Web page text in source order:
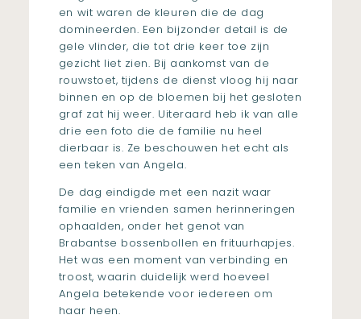
en wit waren de kleuren die de dag
domineerden. Een bijzonder detail is de
gele vlinder, die tot drie keer toe zijn
gezicht liet zien. Bij aankomst van de
rouwstoet, tijdens de dienst vloog hij naar
binnen en op de bloemen bij het gesloten
graf zat hij weer. Uiteraard heb ik van alle
drie een foto die de familie nu heel
dierbaar is. Ze beschouwen het echt als
een teken van Angela.
De dag eindigde met een nazit waar
familie en vrienden samen herinneringen
ophaalden, onder het genot van
Brabantse bossenbollen en frituurhapjes.
Het was een moment van verbinding en
troost, waarin duidelijk werd hoeveel
Angela betekende voor iedereen om
haar heen.